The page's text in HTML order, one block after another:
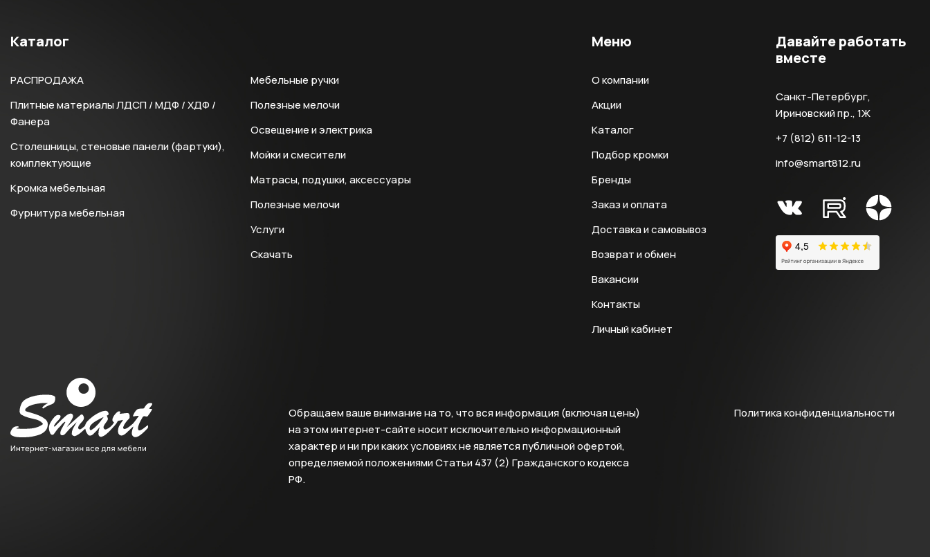
Каталог
РАСПРОДАЖА
Плитные материалы ЛДСП / МДФ / ХДФ /
Фанера
Столешницы, стеновые панели (фартуки),
комплектующие
Кромка мебельная
Фурнитура мебельная
Мебельные ручки
Полезные мелочи
Освещение и электрика
Мойки и смесители
Матрасы, подушки, аксессуары
Полезные мелочи
Услуги
Скачать
Меню
О компании
Акции
Каталог
Подбор кромки
Бренды
Заказ и оплата
Доставка и самовывоз
Возврат и обмен
Вакансии
Контакты
Личный кабинет
Давайте работать
вместе
Санкт-Петербург,
Ириновский пр., 1Ж
+7 (812) 611-12-13
info@smart812.ru
Политика конфиденциальности
Обращаем ваше внимание на то, что вся информация (включая цены)
на этом интернет-сайте носит исключительно информационный
характер и ни при каких условиях не является публичной офертой,
определяемой положениями Статьи 437 (2) Гражданского кодекса
РФ.